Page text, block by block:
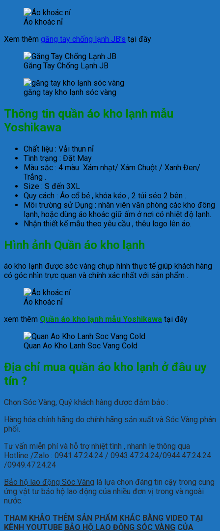
Áo khoác nỉ
Xem thêm găng tay chống lạnh JB’s tại đây
Găng Tay Chống Lạnh JB
găng tay kho lạnh sóc vàng
Thông tin quần áo kho lạnh mẫu
Yoshikawa
Chất liệu : Vải thun nỉ
Tình trạng : Đặt May
Màu sắc : 4 màu Xám nhạt/ Xám Chuột / Xanh Đen/
Trắng .
Size : S đến 3XL
Quy cách : Áo cổ bẻ , khóa kéo , 2 túi séo 2 bên .
Môi trường sử Dụng : nhân viên văn phòng các kho đông
lạnh, hoặc dùng áo khoác giữ ấm ở nơi có nhiệt độ lạnh.
Nhận thiết kế mẫu theo yêu cầu , thêu logo lên áo.
Hình ảnh Quần áo kho lạnh
áo kho lạnh được sóc vàng chụp hình thực tế giúp khách hàng
có góc nhìn trực quan và chính xác nhất với sản phẩm .
Áo khoác nỉ
xem thêm Quần áo kho lạnh mẫu Yoshikawa tại đây
Quan Ao Kho Lanh Soc Vang Cold
Địa chỉ mua quần áo kho lạnh ở đâu uy
tín ?
Chọn Sóc Vàng, Quý khách hàng được đảm bảo :
Hàng hóa chính hãng do chính hãng sản xuất và Sóc Vàng phân
phối.
Tư vấn miễn phí và hỗ trợ nhiệt tình , nhanh lẹ thông qua
Hotline /Zalo : 0941.47.24.24 / 0943.47.24.24/0944.47.24.24
/0949.47.24.24
Bảo hộ lao động Sóc Vàng là lựa chọn đáng tin cậy trong cung
ứng vật tư bảo hộ lao động của nhiều đơn vị trong và ngoài
nước.
THAM KHẢO THÊM SẢN PHẨM KHÁC BẰNG VIDEO TẠI
KÊNH YOUTUBE BẢO HỘ LAO ĐỘNG SÓC VÀNG CỦA